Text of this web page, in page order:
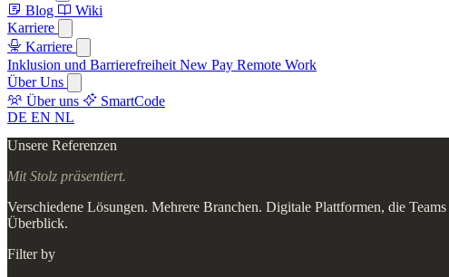
Blog
Wiki
Karriere
Karriere
Inklusion und Barrierefreiheit New Pay Remote Work
Über Uns
Über uns
SmartCode
DE EN NL
Unsere Referenzen
Mit Stolz präsentiert.
Verschiedene Lösungen. Mehrere Branchen. Digitale Plattformen, die
Überblick.
Filter by